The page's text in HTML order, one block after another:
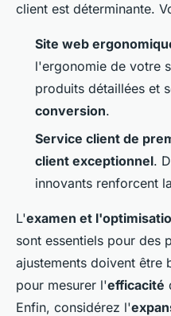
client est déterminante.
Site web
l'ergonomie de votre
produits détaillées et
conversion.
Service client de
client exceptionnel.
innovants renforcent la
L'examen et
sont essentiels pour des
ajustements doivent être
pour mesurer l'efficacité
Enfin, considérez l'